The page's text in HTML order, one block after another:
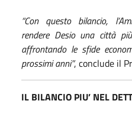
“Con questo bilancio,
rendere Desio una città
affrontando le sfide
prossimi anni”, conclude il
IL BILANCIO PIU’ NEL